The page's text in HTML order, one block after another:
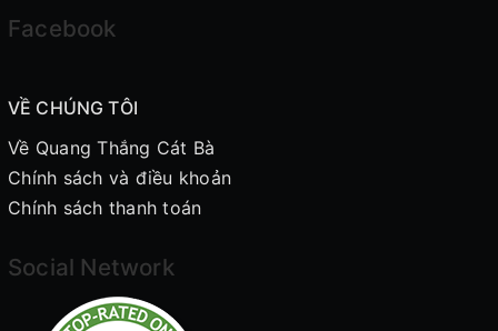
Facebook
VỀ CHÚNG TÔI
Về Quang Thắng Cát Bà
Chính sách và điều khoản
Chính sách thanh toán
Social Network